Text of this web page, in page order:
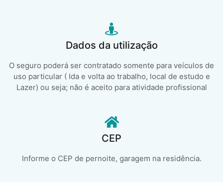
Dados da utilização
O seguro poderá ser contratado somente para veículos de
uso particular ( Ida e volta ao trabalho, local de estudo e
Lazer) ou seja; não é aceito para atividade profissional
CEP
Informe o CEP de pernoite, garagem na residência.